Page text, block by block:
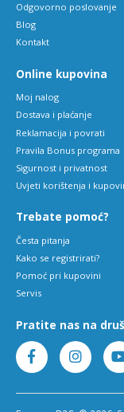
Odgovorno poslovanje
Blog
Kontakt
Online kupovina
Moj nalog
Dostava i plaćanje
Reklamacija i povrati
Pravila Bonus programa
Sigurnost i privatnost
Uvjeti korištenja i
Trebate pomoć?
Česta pitanja
Kako se registrirati?
Pomoć pri kupovini
Servis
Pratite nas na